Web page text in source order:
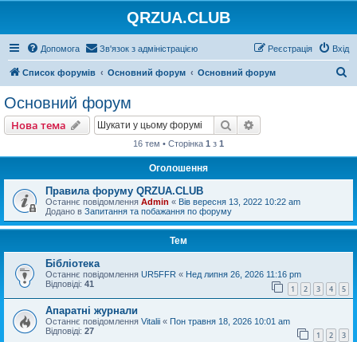
QRZUA.CLUB
Допомога Зв'язок з адміністрацією Вхід
Реєстрація
Список форумів Основний форум Основний форум
Основний форум
Нова тема Пошук
16 тем • Сторінка 1 з 1
Оголошення
Правила форуму QRZUA.CLUB
Останнє повідомлення Admin « Вів вересня 13, 2022 10:22 am
Додано в Запитання та побажання по форуму
Тем
Бібліотека
Останнє повідомлення UR5FFR « Нед липня 26, 2026 11:16 pm
Відповіді: 41 1 2 3 4 5
Апаратні журнали
Останнє повідомлення Vitalii « Пон травня 18, 2026 10:01 am
Відповіді: 27 1 2 3